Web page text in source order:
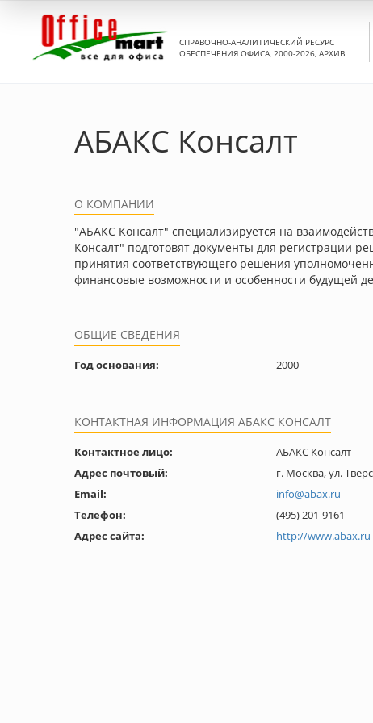
СПРАВОЧНО-АНАЛИТИЧЕСКИЙ РЕСУРС
ОБЕСПЕЧЕНИЯ ОФИСА, 2000-2026, АРХИВ
АБАКС Консалт
О КОМПАНИИ
"АБАКС Консалт" специализируется на
Консалт" подготовят документы для регистрации
принятия соответствующего решения
финансовые возможности и особенности будущей
ОБЩИЕ СВЕДЕНИЯ
Год основания: 2000
КОНТАКТНАЯ ИНФОРМАЦИЯ АБАКС КОНСАЛТ
Контактное лицо:
АБАКС Консалт
Адрес почтовый:
г. Москва, ул.
Email:
info@abax.ru
Телефон:
(495) 201-9161
Адрес сайта:
http://www.abax.ru